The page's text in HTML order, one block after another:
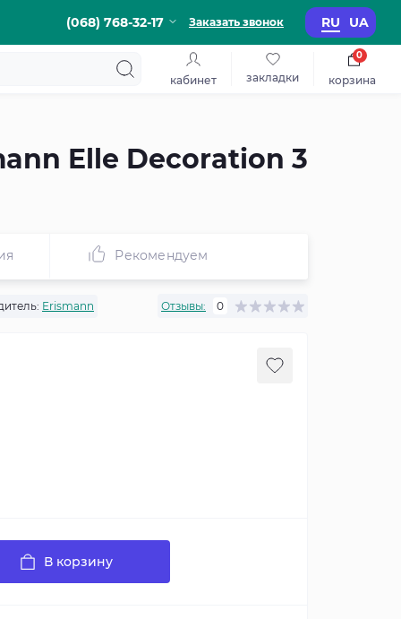
(068) 768-32-17 Заказать звонок RU UA
кабинет закладки корзина
0
Elle Decoration 3
Рекомендуем
Erismann Отзывы: 0
В корзину